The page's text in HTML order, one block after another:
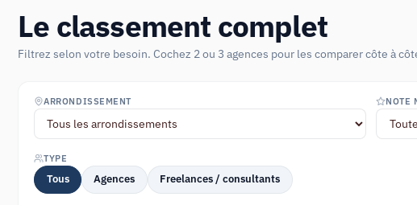
Le classement complet
Filtrez selon votre besoin. Cochez 2 ou 3 agences pour les comparer côte à
ARRONDISSEMENT NOTE
TYPE
Tous Agences Freelances / consultants